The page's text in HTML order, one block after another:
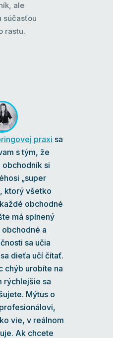
ale
súčasťou
rastu.
praxi sa
s tým, že
si
„super
ktorý všetko
obchodné
má splnený
obchodné a
sa učia
dieťa učí čítať.
chýb urobíte na
rýchlejšie sa
Mýtus o
vie, v reálnom
Ak chcete